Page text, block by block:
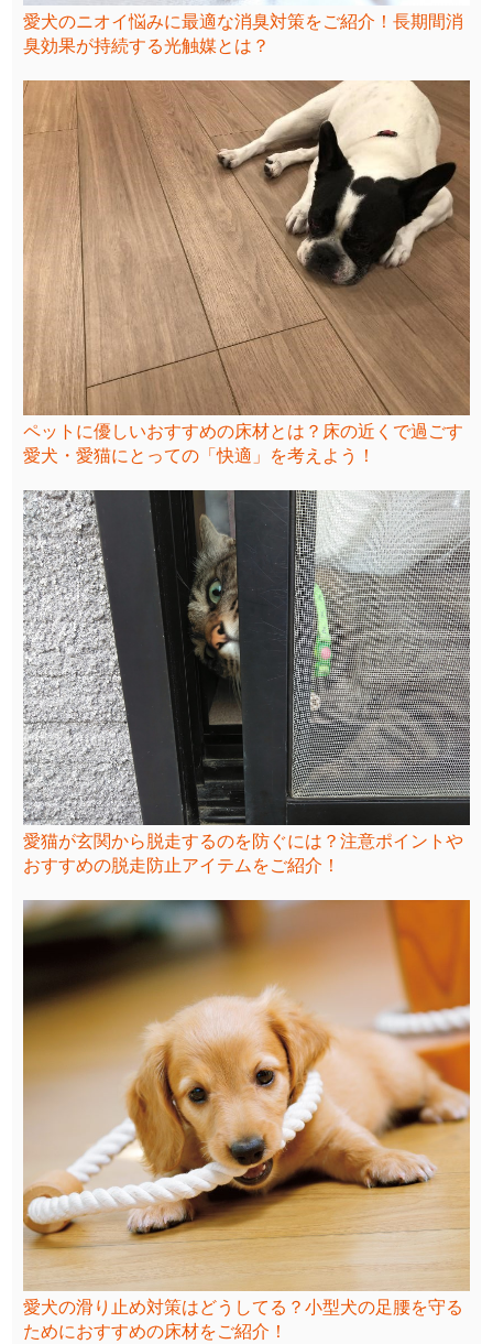
愛犬のニオイ悩みに最適な消臭対策をご紹介！長期間消
臭効果が持続する光触媒とは？
ペットに優しいおすすめの床材とは？床の近くで過ごす
愛犬・愛猫にとっての「快適」を考えよう！
愛猫が玄関から脱走するのを防ぐには？注意ポイントや
おすすめの脱走防止アイテムをご紹介！
愛犬の滑り止め対策はどうしてる？小型犬の足腰を守る
ためにおすすめの床材をご紹介！